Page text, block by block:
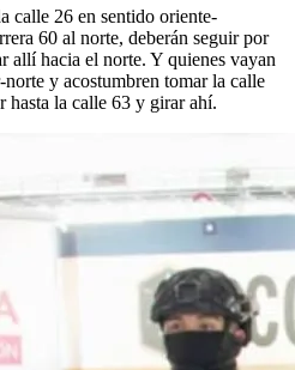
calle 26 en sentido oriente-
60 al norte, deberán seguir por
allí hacia el norte. Y quienes vayan
y acostumbren tomar la calle
hasta la calle 63 y girar ahí.